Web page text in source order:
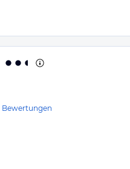
Bewertungen